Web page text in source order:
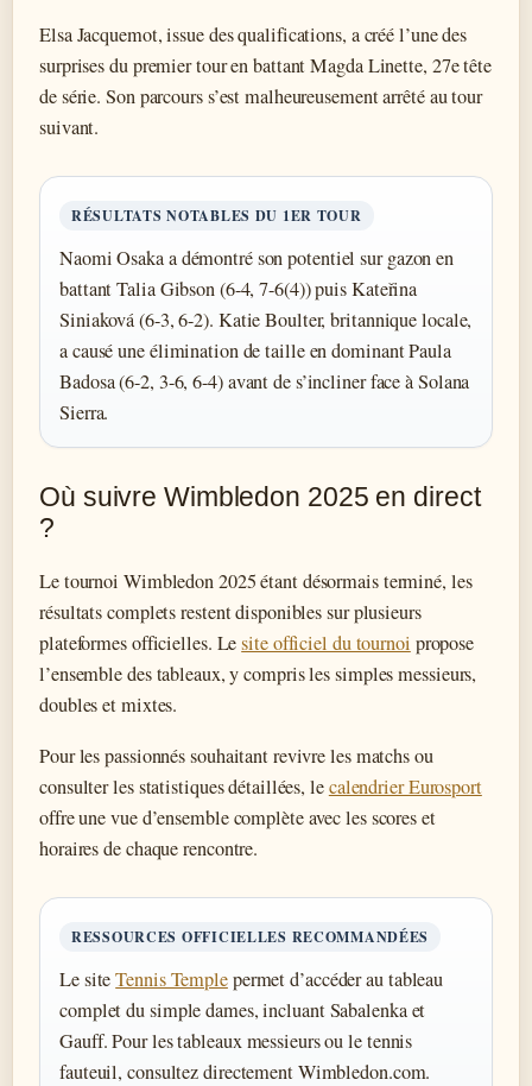
Elsa Jacquemot, issue des qualifications, a créé l’une des
surprises du premier tour en battant Magda Linette, 27e tête
de série. Son parcours s’est malheureusement arrêté au tour
suivant.
RÉSULTATS NOTABLES DU 1ER TOUR
Naomi Osaka a démontré son potentiel sur gazon en
battant Talia Gibson (6-4, 7-6(4)) puis Kateřina
Siniaková (6-3, 6-2). Katie Boulter, britannique locale,
a causé une élimination de taille en dominant Paula
Badosa (6-2, 3-6, 6-4) avant de s’incliner face à Solana
Sierra.
Où suivre Wimbledon 2025 en direct
?
Le tournoi Wimbledon 2025 étant désormais terminé, les
résultats complets restent disponibles sur plusieurs
plateformes officielles. Lesite officiel du tournoi propose
l’ensemble des tableaux, y compris les simples messieurs,
doubles et mixtes.
Pour les passionnés souhaitant revivre les matchs ou
consulter les statistiques détaillées, lecalendrier Eurosport
offre une vue d’ensemble complète avec les scores et
horaires de chaque rencontre.
RESSOURCES OFFICIELLES RECOMMANDÉES
Le siteTennis Templepermet d’accéder au tableau
complet du simple dames, incluant Sabalenka et
Gauff. Pour les tableaux messieurs ou le tennis
fauteuil, consultez directement Wimbledon.com.